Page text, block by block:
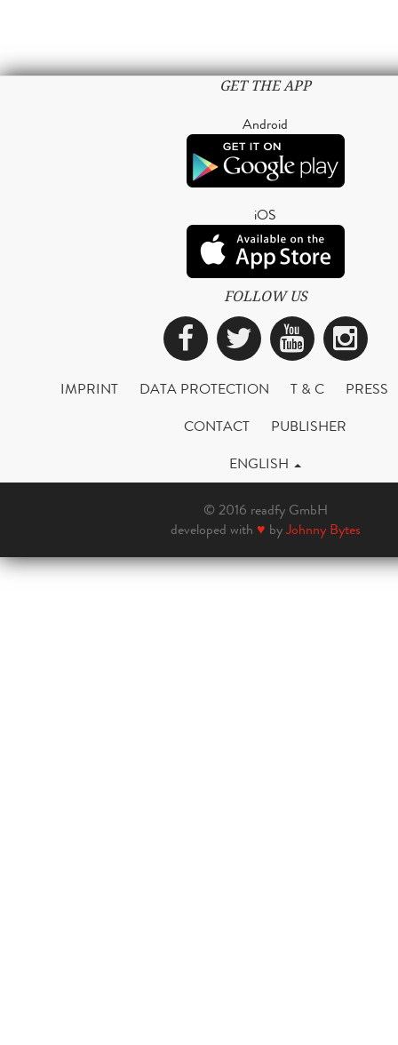
GET THE APP
Android
iOS
FOLLOW US
Facebook
Twitter
IMPRINT DATA PROTECTION T & C
PRESS
CONTACT
PUBLISHER
ENGLISH
© 2016 readfy GmbH
developed with ♥ byJohnny Bytes